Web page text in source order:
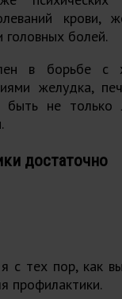
крови,
головных болей.
в борьбе с
желудка,
не только
достаточно
с тех пор, как
профилактики.